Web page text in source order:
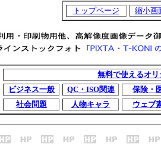
トップページ 縮小画
無料で使えるオ
ビジネス一般
QC・ISO関連
保険・
社会問題
人物キャラ ウェブ